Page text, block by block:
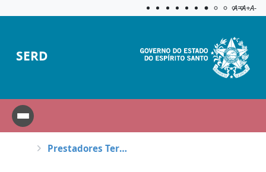
Aplicar
A=A+A-
SERD
Prestadores Terceirizados